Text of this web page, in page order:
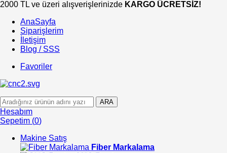
2000 TL ve üzeri alışverişlerinizde KARGO ÜCRETSİZ!
AnaSayfa
Siparişlerim
İletişim
Blog / SSS
Favoriler
ARA
Hesabım
Sepetim (0)
Makine Satış
Fiber Markalama